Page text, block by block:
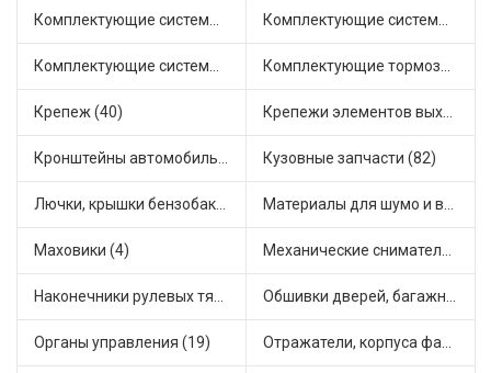
Комплектующие системы выпуска отработавших газов (10) Комплектующие системы отопления (25)
Комплектующие системы питания (12) Комплектующие тормозной системы (22)
Крепеж (40) Крепежи элементов выхлопной системы (5)
Кронштейны автомобильные (4) Кузовные запчасти (82)
Лючки, крышки бензобака (6) Материалы для шумо и виброизоляции (1)
Маховики (4) Механические сниматели (1)
Наконечники рулевых тяг (30) Обшивки дверей, багажника, потолков, накладки салона (36)
Органы управления (19) Отражатели, корпуса фар и фонарей (1)